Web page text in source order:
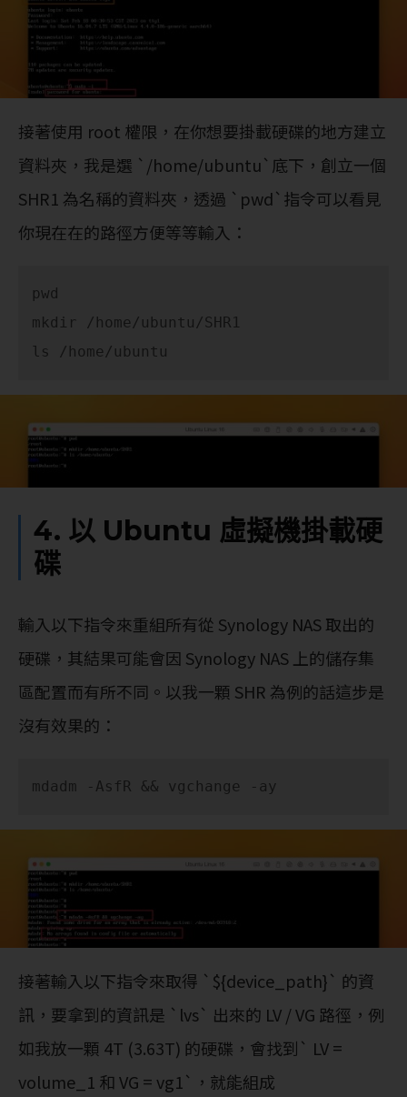
接著使用 root 權限，在你想要掛載硬碟的地方建立
資料夾，我是選 `/home/ubuntu`底下，創立一個
SHR1 為名稱的資料夾，透過 `pwd`指令可以看見
你現在在的路徑方便等等輸入：
pwd
mkdir /home/ubuntu/SHR1
ls /home/ubuntu
4. 以 Ubuntu 虛擬機掛載硬
碟
輸入以下指令來重組所有從 Synology NAS 取出的
硬碟，其結果可能會因 Synology NAS 上的儲存集
區配置而有所不同。以我一顆 SHR 為例的話這步是
沒有效果的：
mdadm -AsfR && vgchange -ay
接著輸入以下指令來取得 `${device_path}` 的資
訊，要拿到的資訊是 `lvs` 出來的 LV / VG 路徑，例
如我放一顆 4T (3.63T) 的硬碟，會找到` LV =
volume_1 和 VG = vg1`，就能組成